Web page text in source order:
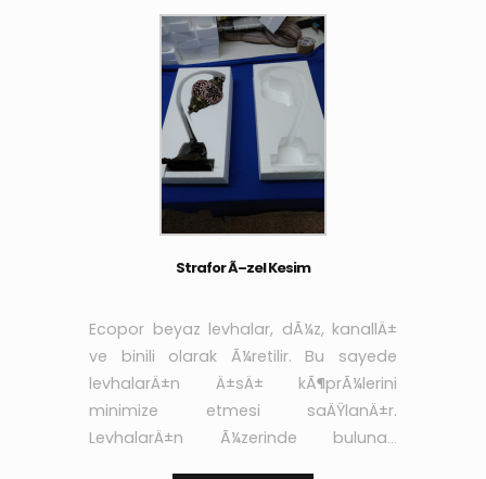
Strafor Ã–zel Kesim
Ecopor beyaz levhalar, dÃ¼z, kanallÄ±
ve binili olarak Ã¼retilir. Bu sayede
levhalarÄ±n Ä±sÄ± kÃ¶prÃ¼lerini
minimize etmesi saÄŸlanÄ±r.
LevhalarÄ±n Ã¼zerinde bulunan